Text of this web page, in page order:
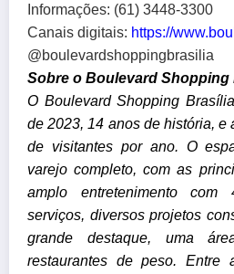
Informações: (61) 3448-3300
Canais digitais: https://www.
@boulevardshoppingbrasilia
Sobre o Boulevard Shopping
O Boulevard Shopping
de 2023, 14 anos de história, e
de visitantes por ano. O
varejo completo, com as
amplo entretenimento
serviços, diversos projetos
grande destaque, uma
restaurantes de peso. Entre